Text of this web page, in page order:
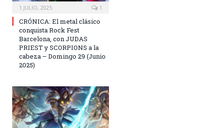
1 JULIO, 2025 1
CRÓNICA: El metal clásico
conquista Rock Fest
Barcelona, con JUDAS
PRIEST y SCORPIONS a la
cabeza – Domingo 29 (Junio
2025)